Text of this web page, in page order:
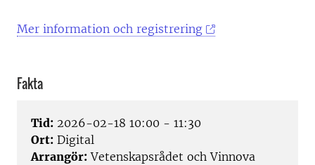
Mer information och registrering
Fakta
Tid: 2026-02-18 10:00 - 11:30
Ort: Digital
Arrangör: Vetenskapsrådet och Vinnova